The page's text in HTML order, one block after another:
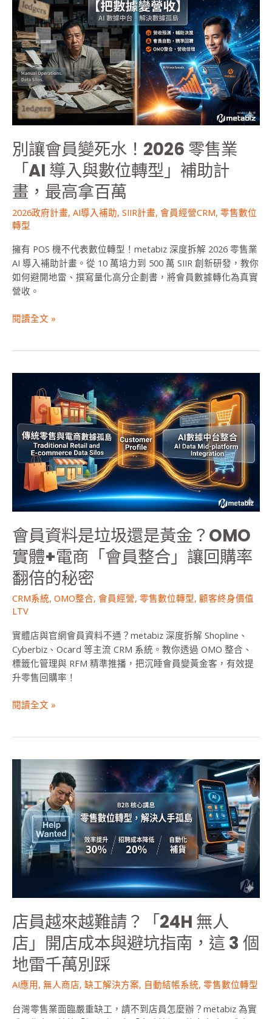
別讓會員變死水！2026 零售業
「AI 導入與數位轉型」補助計
畫，最高拿百萬
2026政府計畫, AI導入補助, SIIR計畫, 會員經營CRM, 零售數位
轉型
擁有 POS 機不代表數位轉型！metabiz 深度拆解 2026 零售業
AI 導入補助計畫。從 10 萬培力到 500 萬 SIIR 創新研發，教你
如何避開地雷、撰寫量化高分企劃書，將會員數據轉化為真實
營收。
讓
員
變
死
水！
2026
零
售
「AI
與
數
位
轉
型」
補
助
計
最
萬
閱讀全文 »
會員資料是垃圾還是黃金？OMO
實體+電商「會員整合」讓回購率
翻倍的秘密
CRM系統, OMO整合, 會員經營, 零售數位轉型, 顧客終身價值
LTV
實體店與官網會員資料不通？metabiz 深度拆解 Shopline、
Cyberbiz、Ocard 等主流 CRM 系統。教你透過 OMO 整合、
標籤化管理與 RFM 精準推播，把沉睡會員變黃金客，有效提
升零售回購率！
資
料
圾
黃
OMO
實
體
+電
商
「會
員
整
合」
讓
回
率
秘
閱讀全文 »
店員越來越難請？「24H 無人
店」開店成本與避坑指南，這 3 個
地雷千萬別踩
AI應用, 無人商店, 缺工解決方案, 自動結帳系統, 零售數位轉型
台灣零售業面臨嚴重缺工，請不到店員怎麼辦？metabiz 為實
請？
「24H
開
店
成
本
與
避
坑